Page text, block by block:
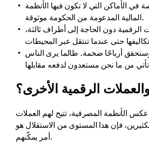
الأماكن التي لا تكون فيها الأنظمة
المالية المدعومة من الحكومة موثوقة.
الرقمية دون الحاجة إلى أطراف ثالثة،
وستحقق أرباحًا ضخمة. طالما يرى الناس
الرقمية الأخرى؟
الأنظمة المصرفية، تتيح لهم العملات
فإن هذا المستوى من الاستقلال هو
أمر يمكّنهم.